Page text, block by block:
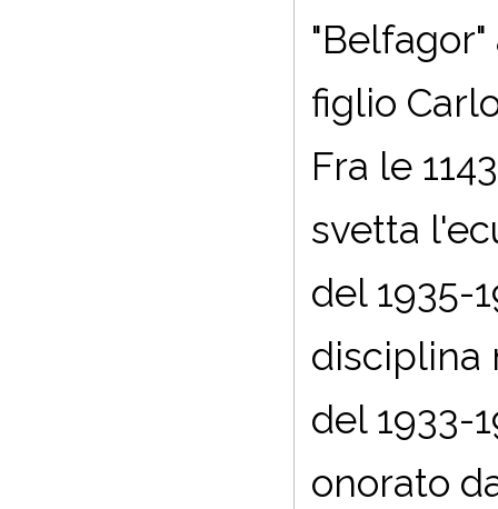
figlio
Fra le
svetta
del 1935-
disciplina
del 1933-
onorato